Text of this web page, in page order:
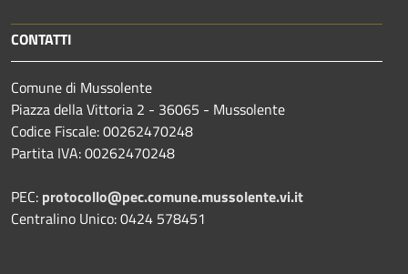
CONTATTI
Comune di Mussolente
Piazza della Vittoria 2 - 36065 - Mussolente
Codice Fiscale: 00262470248
Partita IVA: 00262470248
PEC: protocollo@pec.comune.mussolente.vi.it
Centralino Unico: 0424 578451